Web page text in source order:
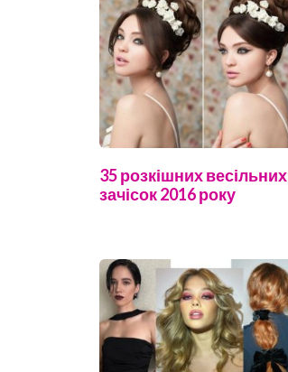
35 розкішних весільних
зачісок 2016 року